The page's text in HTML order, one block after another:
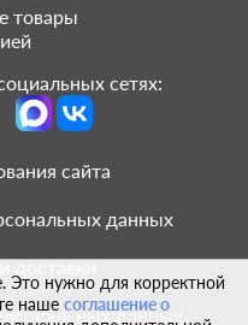
нужно для корректной
наше соглашение о
товары
сетях:
сайта
данных
доставки
данных